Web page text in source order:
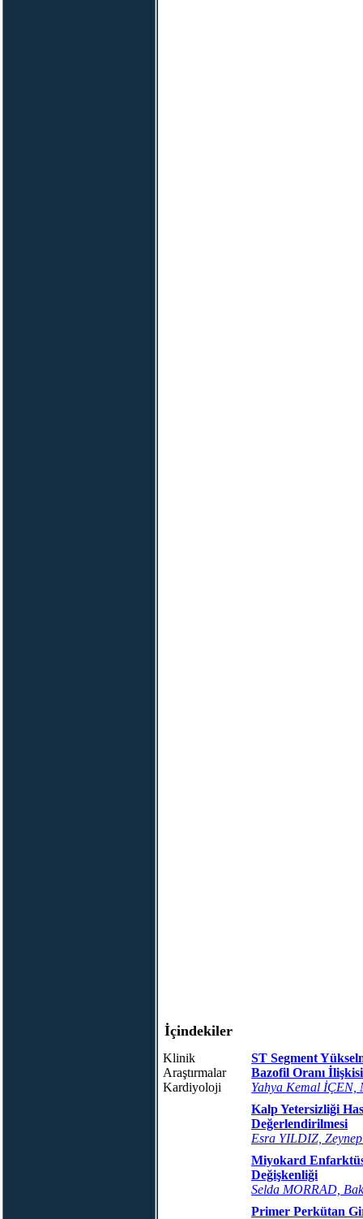
İçindekiler
Klinik
Araştırmalar
Kardiyoloji
ST Segment
Bazofil Oranı İlişkisi
Yahya Kemal İÇEN,
Kalp Yetersizliği
Değerlendirilmesi
Esra YILDIZ,
Miyokard
Değişkenliği
Selda MORRAD,
Primer Perkütan